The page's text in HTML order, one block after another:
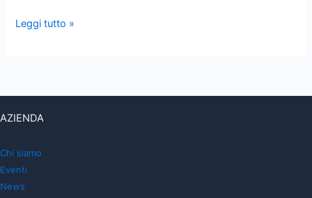
Leggi tutto »
AZIENDA
Chi siamo
Eventi
News